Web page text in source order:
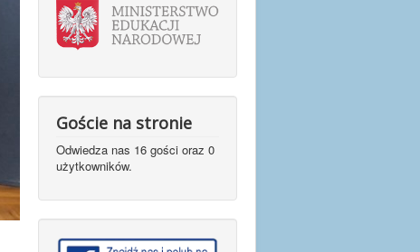
Goście na stronie
Odwiedza nas 16 gości oraz 0
użytkowników.